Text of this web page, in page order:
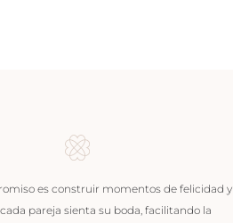
es construir momentos de felicidad y
pareja sienta su boda, facilitando la